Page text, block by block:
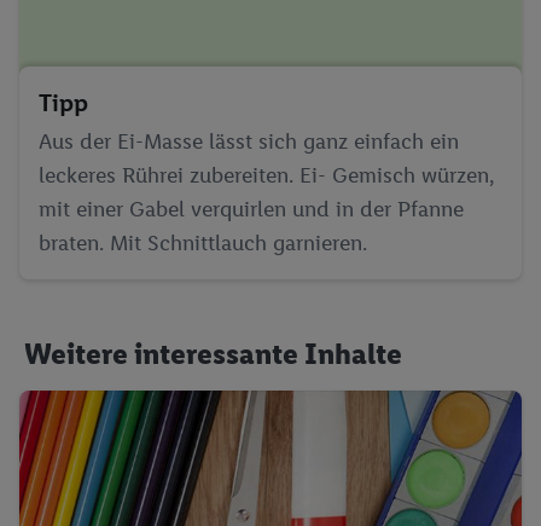
Tipp
Aus der Ei-Masse lässt sich ganz einfach ein
leckeres Rührei zubereiten. Ei- Gemisch würzen,
mit einer Gabel verquirlen und in der Pfanne
braten. Mit Schnittlauch garnieren.
Weitere interessante Inhalte